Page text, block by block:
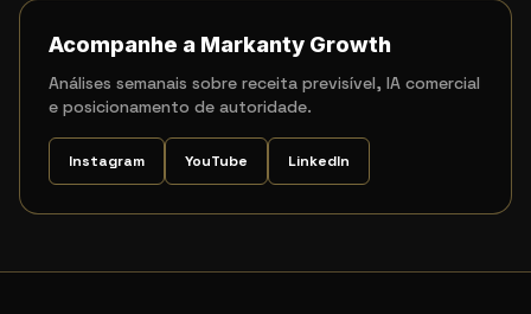
Acompanhe a Markanty Growth
Análises semanais sobre receita previsível, IA comercial
e posicionamento de autoridade.
Instagram YouTube LinkedIn